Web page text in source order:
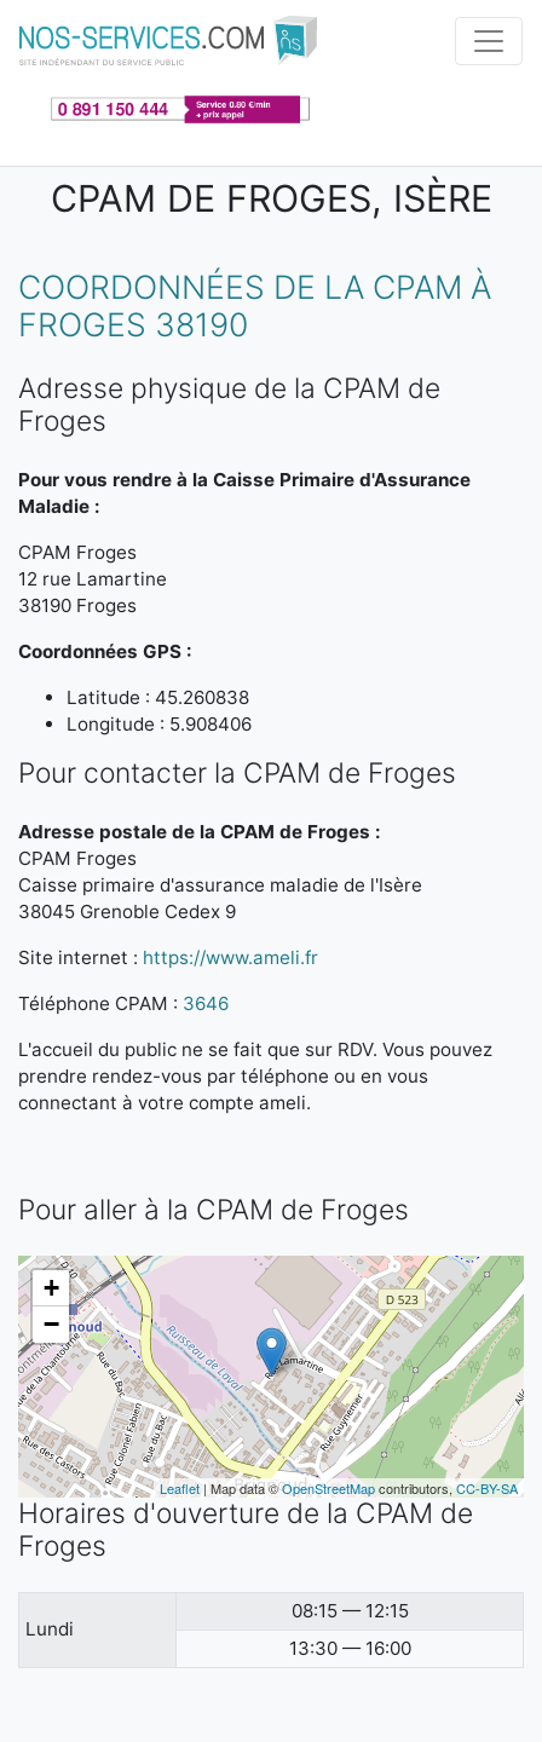
Aller au contenu principal
CPAM DE FROGES, ISÈRE
COORDONNÉES DE LA CPAM À
FROGES 38190
Adresse physique de la CPAM de
Froges
Pour vous rendre à la Caisse Primaire d'Assurance
Maladie :
CPAM Froges
12 rue Lamartine
38190 Froges
Coordonnées GPS :
Latitude : 45.260838
Longitude : 5.908406
Pour contacter la CPAM de Froges
Adresse postale de la CPAM de Froges :
CPAM Froges
Caisse primaire d'assurance maladie de l'Isère
38045 Grenoble Cedex 9
Site internet : https://www.ameli.fr
Téléphone CPAM : 3646
L'accueil du public ne se fait que sur RDV. Vous pouvez
prendre rendez-vous par téléphone ou en vous
connectant à votre compte ameli.
Pour aller à la CPAM de Froges
+
−
Leaflet| Map data ©OpenStreetMapcontributors,CC-BY-SA
Horaires d'ouverture de la CPAM de
Froges
Lundi
08:15 — 12:15
13:30 — 16:00